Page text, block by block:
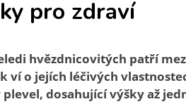
pro zdraví
hvězdnicovitých patří
ví o jejích léčivých
dosahující výšky až